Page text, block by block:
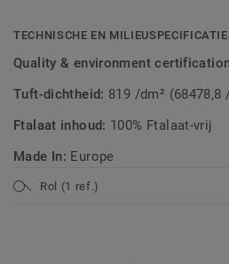
TECHNISCHE EN
Quality & environment
Tuft-dichtheid: 819 /dm² (68478,8
Ftalaat inhoud: 100% Ftalaat-vrij
Made In: Europe
Rol (1 ref.)